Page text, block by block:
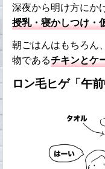
深夜から明け方にか
授乳・寝かしつけ・
朝ごはんはもちろん
物であるチキンとケ
ロン毛ヒゲ「午